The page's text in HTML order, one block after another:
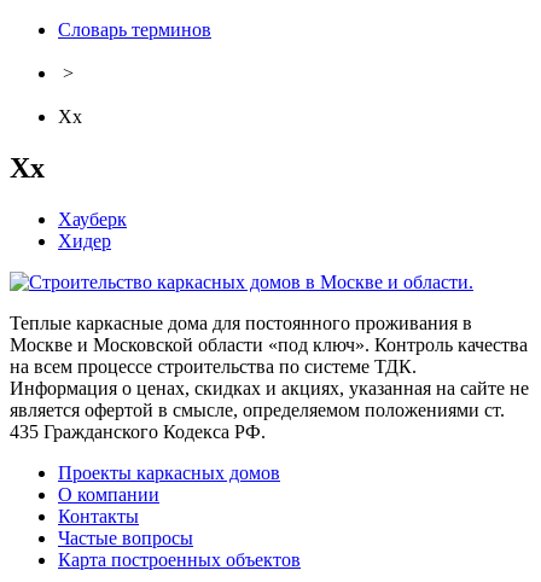
Словарь терминов
>
Хх
Хх
Хауберк
Хидер
Теплые каркасные дома для постоянного проживания в
Москве и Московской области «под ключ». Контроль качества
на всем процессе строительства по системе ТДК.
Информация о ценах, скидках и акциях, указанная на сайте не
является офертой в смысле, определяемом положениями ст.
435 Гражданского Кодекса РФ.
Проекты каркасных домов
О компании
Контакты
Частые вопросы
Карта построенных объектов